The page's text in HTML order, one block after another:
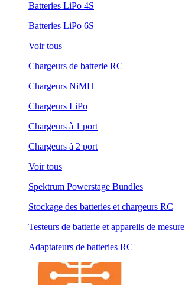
Batteries LiPo 4S
Batteries LiPo 6S
Voir tous
Chargeurs de batterie RC
Chargeurs NiMH
Chargeurs LiPo
Chargeurs à 1 port
Chargeurs à 2 port
Voir tous
Spektrum Powerstage Bundles
Stockage des batteries et chargeurs RC
Testeurs de batterie et appareils de mesure
Adaptateurs de batteries RC